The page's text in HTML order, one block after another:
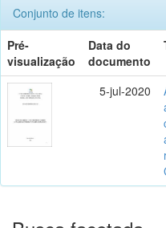
Conjunto de itens:
Pré-
visualização
Data do
documento
5-jul-2020